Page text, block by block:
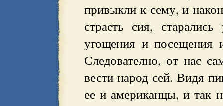
привыкли к сему, и
страсть сия,
угощения и посещения
Следователно, от нас
вести народ сей. Видя
ее и американцы, и так